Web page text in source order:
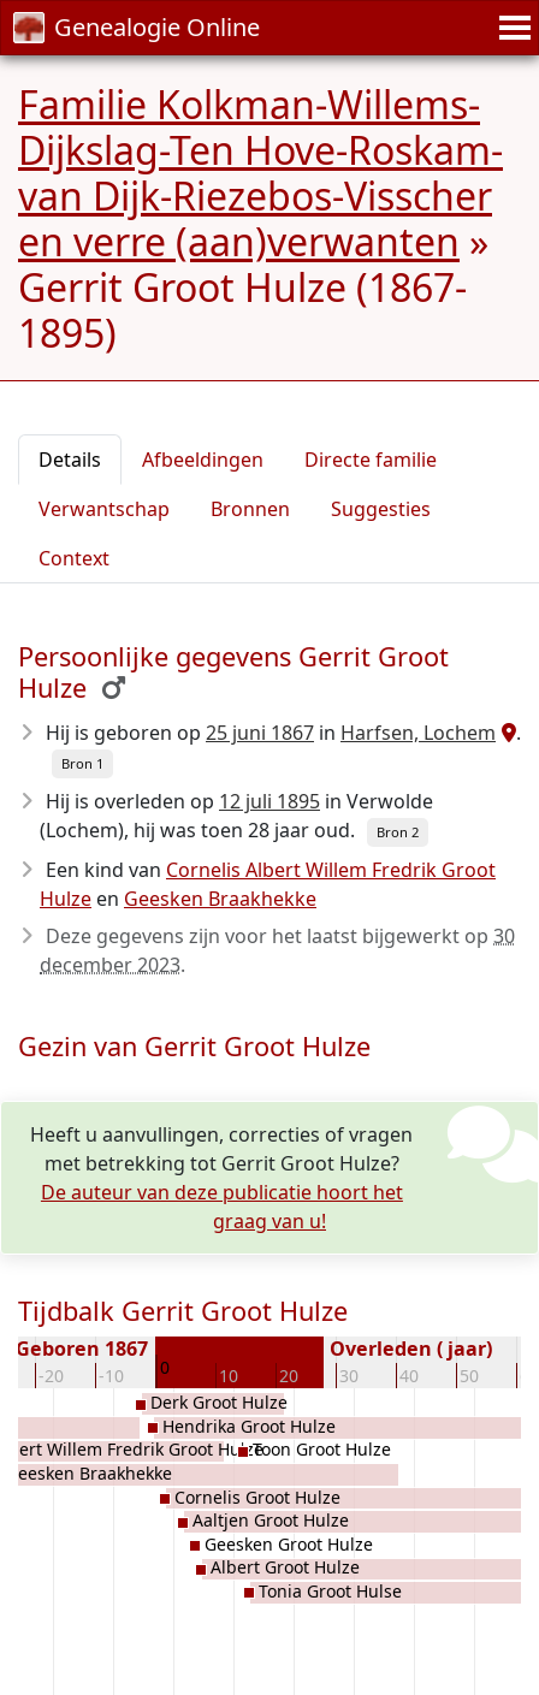
Genealogie Online
Familie Kolkman-Willems-
Dijkslag-Ten Hove-Roskam-
van Dijk-Riezebos-Visscher
en verre (aan)verwanten »
Gerrit Groot Hulze (1867-
1895)
Details Afbeeldingen
Directe familie
Verwantschap
Bronnen
Suggesties
Context
Persoonlijke gegevens Gerrit Groot
Hulze
Hij is geboren op 25 juni 1867 in Harfsen, Lochem .
Bron 1
Hij is overleden op 12 juli 1895 in Verwolde
(Lochem), hij was toen 28 jaar oud.
Bron 2
Een kind van Cornelis Albert Willem Fredrik Groot
Hulze en Geesken Braakhekke
Deze gegevens zijn voor het laatst bijgewerkt op 30
december 2023.
Gezin van Gerrit Groot Hulze
Heeft u aanvullingen, correcties of vragen
met betrekking tot Gerrit Groot Hulze?
De auteur van deze publicatie hoort het
graag van u!
Tijdbalk Gerrit Groot Hulze
-20 -10 0 10 20 30 40 50
Geboren 1867 Overleden ( jaar)
Willem Fredrik Groot Hulze
Geesken Braakhekke
Derk Groot Hulze
Hendrika Groot Hulze
Cornelis Groot Hulze
Aaltjen Groot Hulze
Geesken Groot Hulze
Albert Groot Hulze
Toon Groot Hulze
Tonia Groot Hulse